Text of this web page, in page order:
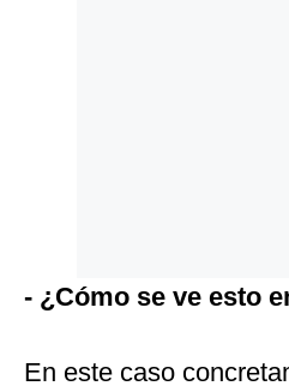
- ¿Cómo se ve esto
En este caso